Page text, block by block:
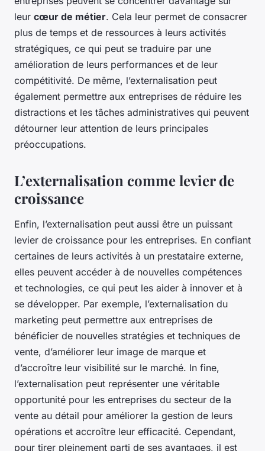
leur cœur de métier. Cela leur permet de consacrer
plus de temps et de ressources à leurs activités
stratégiques, ce qui peut se traduire par une
amélioration de leurs performances et de leur
compétitivité. De même, l’externalisation peut
également permettre aux entreprises de réduire les
distractions et les tâches administratives qui peuvent
détourner leur attention de leurs principales
préoccupations.
L’externalisation comme levier de
croissance
Enfin, l’externalisation peut aussi être un puissant
levier de croissance pour les entreprises. En confiant
certaines de leurs activités à un prestataire externe,
elles peuvent accéder à de nouvelles compétences
et technologies, ce qui peut les aider à innover et à
se développer. Par exemple, l’externalisation du
marketing peut permettre aux entreprises de
bénéficier de nouvelles stratégies et techniques de
vente, d’améliorer leur image de marque et
d’accroître leur visibilité sur le marché. In fine,
l’externalisation peut représenter une véritable
opportunité pour les entreprises du secteur de la
vente au détail pour améliorer la gestion de leurs
opérations et accroître leur efficacité. Cependant,
pour tirer pleinement parti de ses avantages, il est